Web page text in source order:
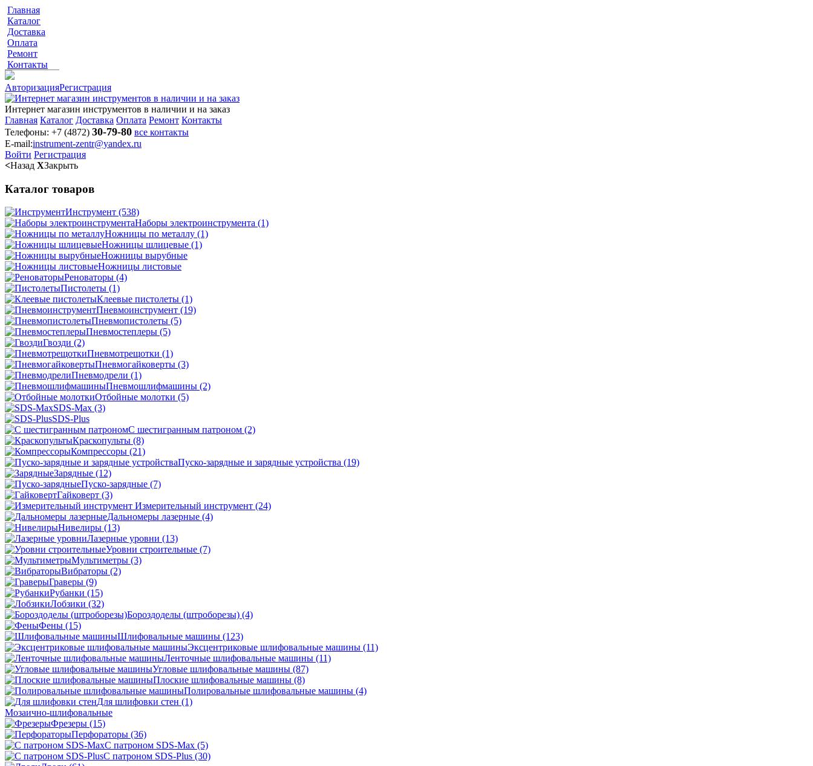
Главная
Каталог
Доставка
Оплата
Ремонт
Контакты
АвторизацияРегистрация
Интернет магазин инструментов в наличии и на заказ
Главная Каталог Доставка Оплата Ремонт Контакты
Телефоны: +7 (4872) 30-79-80 все контакты
E-mail:instrument-zentr@yandex.ru
Войти Регистрация
<Назад XЗакрыть
Каталог товаров
Инструмент (538)
Наборы электроинструмента (1)
Ножницы по металлу (1)
Ножницы шлицевые (1)
Ножницы вырубные
Ножницы листовые
Реноваторы (4)
Пистолеты (1)
Клеевые пистолеты (1)
Пневмоинструмент (19)
Пневмопистолеты (5)
Пневмостеплеры (5)
Гвозди (2)
Пневмотрещотки (1)
Пневмогайковерты (3)
Пневмодрели (1)
Пневмошлифмашины (2)
Отбойные молотки (5)
SDS-Max (3)
SDS-Plus
C шестигранным патроном (2)
Краскопульты (8)
Компрессоры (21)
Пуско-зарядные и зарядные устройства (19)
Зарядные (12)
Пуско-зарядные (7)
Гайковерт (3)
Измерительный инструмент (24)
Дальномеры лазерные (4)
Нивелиры (13)
Лазерные уровни (13)
Уровни строительные (7)
Мультиметры (3)
Вибраторы (2)
Граверы (9)
Рубанки (15)
Лобзики (32)
Бороздоделы (штроборезы) (4)
Фены (15)
Шлифовальные машины (123)
Эксцентриковые шлифовальные машины (11)
Ленточные шлифовальные машины (11)
Угловые шлифовальные машины (87)
Плоские шлифовальные машины (8)
Полировальные шлифовальные машины (4)
Для шлифовки стен (1)
Мозаично-шлифовальные
Фрезеры (15)
Перфораторы (36)
С патроном SDS-Max (5)
С патроном SDS-Plus (30)